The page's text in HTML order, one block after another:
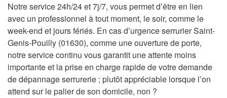
Notre service 24h/24 et 7j/7, vous permet d’être en lien
avec un professionnel à tout moment, le soir, comme le
week-end et jours fériés. En cas d’urgence serrurier Saint-
Genis-Pouilly (01630), comme une ouverture de porte,
notre service continu vous garantit une attente moins
importante et la prise en charge rapide de votre demande
de dépannage serrurerie ; plutôt appréciable lorsque l’on
attend sur le palier de son domicile, non ?